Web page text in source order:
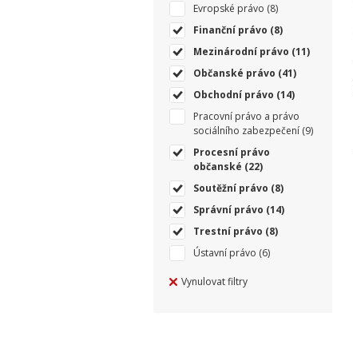
Evropské právo (8)
Finanční právo (8)
Mezinárodní právo (11)
Občanské právo (41)
Obchodní právo (14)
Pracovní právo a právo
sociálního zabezpečení (9)
Procesní právo
občanské (22)
Soutěžní právo (8)
Správní právo (14)
Trestní právo (8)
Ústavní právo (6)
Vynulovat filtry